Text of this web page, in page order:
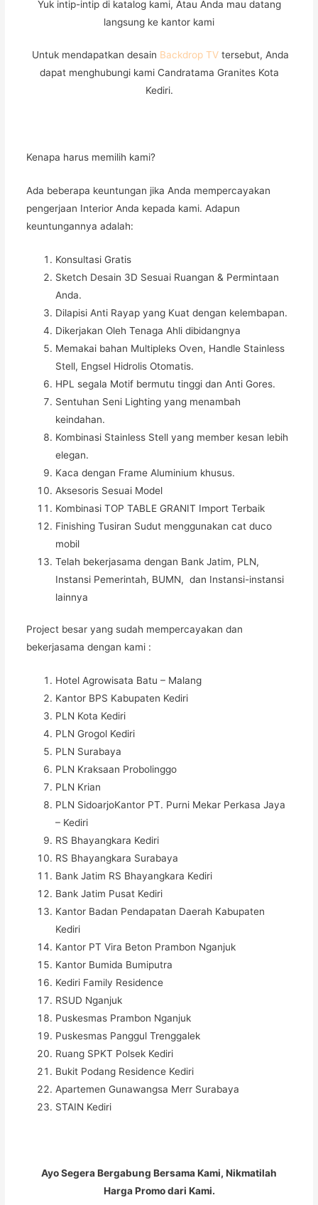
Yuk intip-intip di katalog kami, Atau Anda mau datang
langsung ke kantor kami
Untuk mendapatkan desain Backdrop TV tersebut, Anda
dapat menghubungi kami Candratama Granites Kota
Kediri.
Kenapa harus memilih kami?
Ada beberapa keuntungan jika Anda mempercayakan
pengerjaan Interior Anda kepada kami. Adapun
keuntungannya adalah:
Konsultasi Gratis
Sketch Desain 3D Sesuai Ruangan & Permintaan
Anda.
Dilapisi Anti Rayap yang Kuat dengan kelembapan.
Dikerjakan Oleh Tenaga Ahli dibidangnya
Memakai bahan Multipleks Oven, Handle Stainless
Stell, Engsel Hidrolis Otomatis.
HPL segala Motif bermutu tinggi dan Anti Gores.
Sentuhan Seni Lighting yang menambah
keindahan.
Kombinasi Stainless Stell yang member kesan lebih
elegan.
Kaca dengan Frame Aluminium khusus.
Aksesoris Sesuai Model
Kombinasi TOP TABLE GRANIT Import Terbaik
Finishing Tusiran Sudut menggunakan cat duco
mobil
Telah bekerjasama dengan Bank Jatim, PLN,
Instansi Pemerintah, BUMN, dan Instansi-instansi
lainnya
Project besar yang sudah mempercayakan dan
bekerjasama dengan kami :
Hotel Agrowisata Batu – Malang
Kantor BPS Kabupaten Kediri
PLN Kota Kediri
PLN Grogol Kediri
PLN Surabaya
PLN Kraksaan Probolinggo
PLN Krian
PLN SidoarjoKantor PT. Purni Mekar Perkasa Jaya
– Kediri
RS Bhayangkara Kediri
RS Bhayangkara Surabaya
Bank Jatim RS Bhayangkara Kediri
Bank Jatim Pusat Kediri
Kantor Badan Pendapatan Daerah Kabupaten
Kediri
Kantor PT Vira Beton Prambon Nganjuk
Kantor Bumida Bumiputra
Kediri Family Residence
RSUD Nganjuk
Puskesmas Prambon Nganjuk
Puskesmas Panggul Trenggalek
Ruang SPKT Polsek Kediri
Bukit Podang Residence Kediri
Apartemen Gunawangsa Merr Surabaya
STAIN Kediri
Ayo Segera Bergabung Bersama Kami, Nikmatilah
Harga Promo dari Kami.